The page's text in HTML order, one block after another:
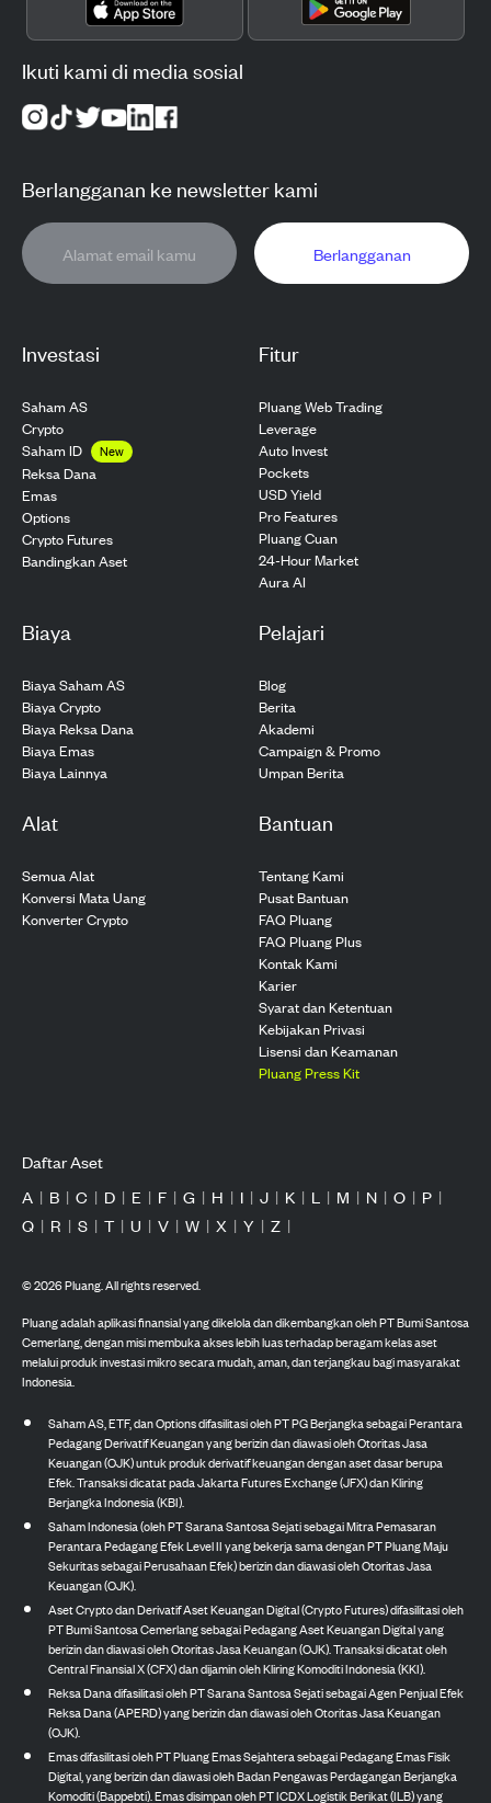
Investasi
Saham AS
Crypto
Saham ID
New
Reksa Dana
Emas
Options
Crypto Futures
Bandingkan Aset
Fitur
Pluang Web Trading
Leverage
Auto Invest
Pockets
USD Yield
Pro Features
Pluang Cuan
24-Hour Market
Aura AI
Biaya
Biaya Saham AS
Biaya Crypto
Biaya Reksa Dana
Biaya Emas
Biaya Lainnya
Pelajari
Blog
Berita
Akademi
Campaign & Promo
Umpan Berita
Alat
Semua Alat
Konversi Mata Uang
Konverter Crypto
Bantuan
Tentang Kami
Pusat Bantuan
FAQ Pluang
FAQ Pluang Plus
Kontak Kami
Karier
Syarat dan Ketentuan
Kebijakan Privasi
Lisensi dan Keamanan
Pluang Press Kit
Ikuti kami di media sosial
Berlangganan ke newsletter kami
Berlangganan
Daftar Aset
A | B | C | D | E | F | G | H | I | J | K | L | M | N | O | P |
Q | R | S | T | U | V | W | X | Y | Z |
©2026Pluang. All rights reserved.
Pluang adalah aplikasi finansial yang dikelola dan dikembangkan oleh PT Bumi Santosa
Cemerlang, dengan misi membuka akses lebih luas terhadap beragam kelas aset
melalui produk investasi mikro secara mudah, aman, dan terjangkau bagi masyarakat
Indonesia.
Saham AS, ETF, dan Options difasilitasi oleh PT PG Berjangka sebagai Perantara
Pedagang Derivatif Keuangan yang berizin dan diawasi oleh Otoritas Jasa
Keuangan (OJK) untuk produk derivatif keuangan dengan aset dasar berupa
Efek. Transaksi dicatat pada Jakarta Futures Exchange (JFX) dan Kliring
Berjangka Indonesia (KBI).
Saham Indonesia (oleh PT Sarana Santosa Sejati sebagai Mitra Pemasaran
Perantara Pedagang Efek Level II yang bekerja sama dengan PT Pluang Maju
Sekuritas sebagai Perusahaan Efek) berizin dan diawasi oleh Otoritas Jasa
Keuangan (OJK).
Aset Crypto dan Derivatif Aset Keuangan Digital (Crypto Futures) difasilitasi oleh
PT Bumi Santosa Cemerlang sebagai Pedagang Aset Keuangan Digital yang
berizin dan diawasi oleh Otoritas Jasa Keuangan (OJK). Transaksi dicatat oleh
Central Finansial X (CFX) dan dijamin oleh Kliring Komoditi Indonesia (KKI).
Reksa Dana difasilitasi oleh PT Sarana Santosa Sejati sebagai Agen Penjual Efek
Reksa Dana (APERD) yang berizin dan diawasi oleh Otoritas Jasa Keuangan
(OJK).
Emas difasilitasi oleh PT Pluang Emas Sejahtera sebagai Pedagang Emas Fisik
Digital, yang berizin dan diawasi oleh Badan Pengawas Perdagangan Berjangka
Komoditi (Bappebti). Emas disimpan oleh PT ICDX Logistik Berikat (ILB) yang